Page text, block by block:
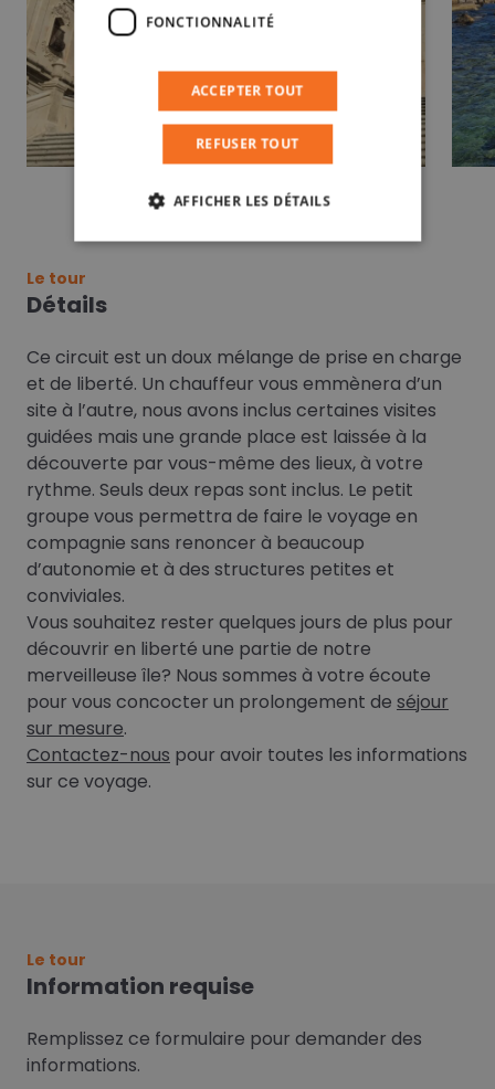
Le tour
Détails
Ce circuit est un doux mélange de prise en charge
et de liberté. Un chauffeur vous emmènera d’un
site à l’autre, nous avons inclus certaines visites
guidées mais une grande place est laissée à la
découverte par vous-même des lieux, à votre
rythme. Seuls deux repas sont inclus. Le petit
groupe vous permettra de faire le voyage en
compagnie sans renoncer à beaucoup
d’autonomie et à des structures petites et
conviviales.
Vous souhaitez rester quelques jours de plus pour
découvrir en liberté une partie de notre
merveilleuse île? Nous sommes à votre écoute
pour vous concocter un prolongement de séjour
sur mesure.
Contactez-nous pour avoir toutes les informations
sur ce voyage.
Le tour
Information requise
Remplissez ce formulaire pour demander des
informations.
FONCTIONNALITÉ
ACCEPTER TOUT
REFUSER TOUT
AFFICHER LES DÉTAILS